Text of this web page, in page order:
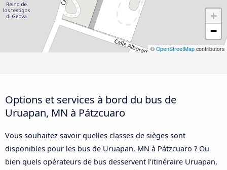
+
−
© OpenStreetMap contributors
Options et services à bord du bus de
Uruapan, MN à Pátzcuaro
Vous souhaitez savoir quelles classes de sièges sont
disponibles pour les bus de Uruapan, MN à Pátzcuaro ? Ou
bien quels opérateurs de bus desservent l'itinéraire Uruapan,